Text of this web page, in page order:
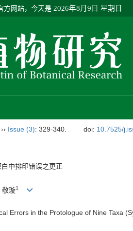
方网站，今天是 2026年8月9日 星期日
›› Issue (3): 329-340. doi: 10.7525/
中排印错误之更正
敬璇1
Errors in the Protologue of Nine Taxa